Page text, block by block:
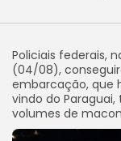
Policiais federais,
(04/08),
embarcação, que
vindo do
volumes de